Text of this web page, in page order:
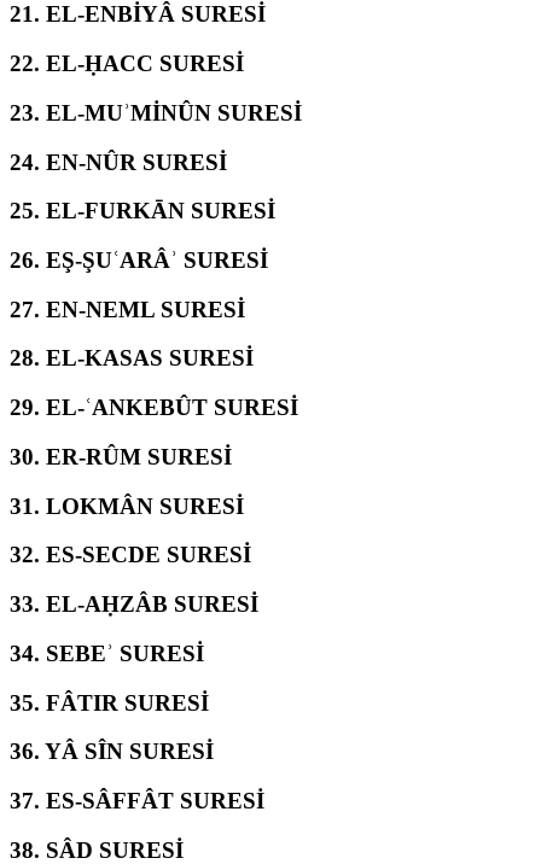
21. EL-ENBİYÂ SURESİ
22. EL-ḤACC SURESİ
23. EL-MUʾMİNÛN SURESİ
24. EN-NÛR SURESİ
25. EL-FURKĀN SURESİ
26. EŞ-ŞUʿARÂʾ SURESİ
27. EN-NEML SURESİ
28. EL-KASAS SURESİ
29. EL-ʿANKEBÛT SURESİ
30. ER-RÛM SURESİ
31. LOKMÂN SURESİ
32. ES-SECDE SURESİ
33. EL-AḤZÂB SURESİ
34. SEBEʾ SURESİ
35. FÂTIR SURESİ
36. YÂ SÎN SURESİ
37. ES-SÂFFÂT SURESİ
38. SÂD SURESİ